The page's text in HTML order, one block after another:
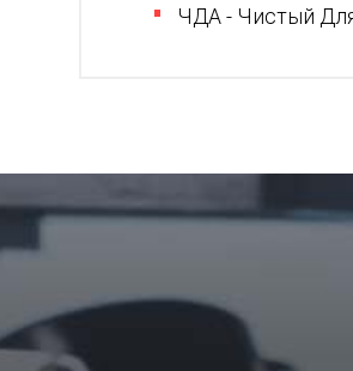
ЧДА - Чистый